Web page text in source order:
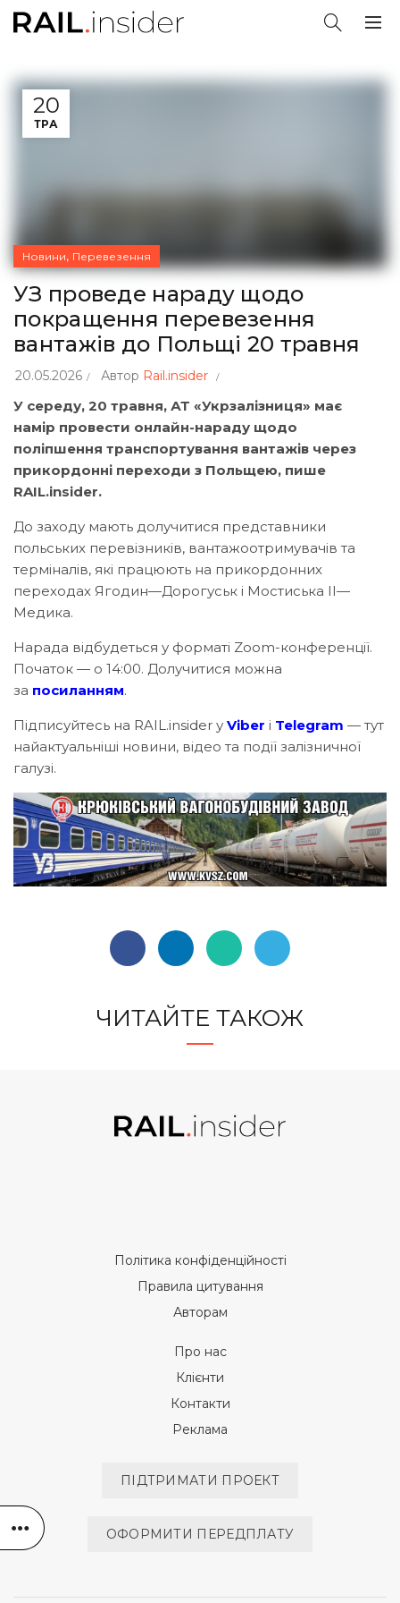
20
ТРА
Новини, Перевезення
УЗ проведе нараду щодо
покращення перевезення
вантажів до Польщі 20 травня
20.05.2026 Автор Rail.insider
У середу, 20 травня, АТ «Укрзалізниця» має
намір провести онлайн-нараду щодо
поліпшення транспортування вантажів через
прикордонні переходи з Польщею, пише
RAIL.insider.
До заходу мають долучитися представники
польських перевізників, вантажоотримувачів та
терміналів, які працюють на прикордонних
переходах Ягодин—Дорогуськ і Мостиська ІІ—
Медика.
Нарада відбудеться у форматі Zoom-конференції.
Початок — о 14:00. Долучитися можна
за посиланням.
Підписуйтесь на RAIL.insider у Viber і Telegram — тут
найактуальніші новини, відео та події залізничної
галузі.
ЧИТАЙТЕ ТАКОЖ
Політика конфіденційності
Правила цитування
Авторам
Про нас
Клієнти
Контакти
Реклама
ПІДТРИМАТИ ПРОЕКТ
ОФОРМИТИ ПЕРЕДПЛАТУ